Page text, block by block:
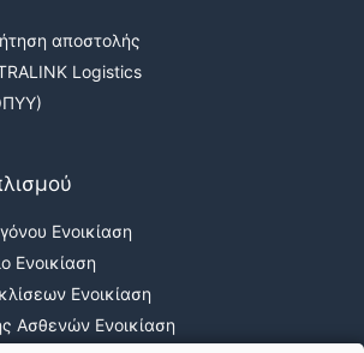
αποστολής
Logistics
Ενοικίαση
Ενοικίαση
Ενοικίαση
Ασθενών Ενοικίαση